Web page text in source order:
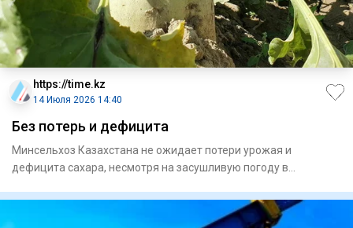
https://time.kz
14 Июля 2026 14:40
Без потерь и дефицита
Минсельхоз Казахстана не ожидает потери урожая и
дефицита сахара, несмотря на засушливую погоду в